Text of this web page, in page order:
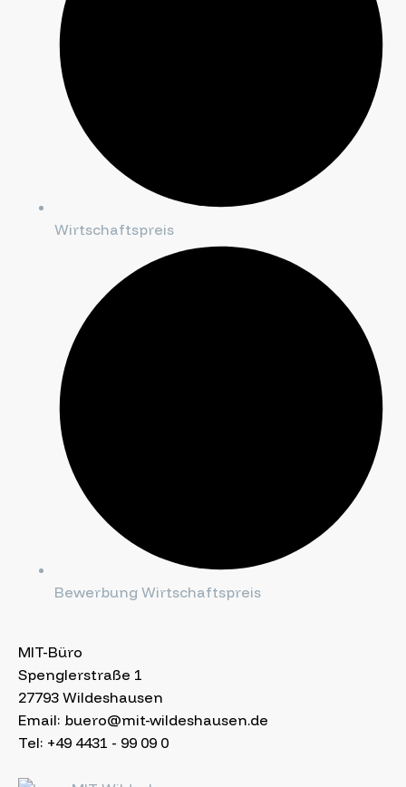
Wirtschaftspreis
Bewerbung Wirtschaftspreis
MIT-Büro
Spenglerstraße 1
27793 Wildeshausen
Email: buero@mit-wildeshausen.de
Tel: +49 4431 - 99 09 0